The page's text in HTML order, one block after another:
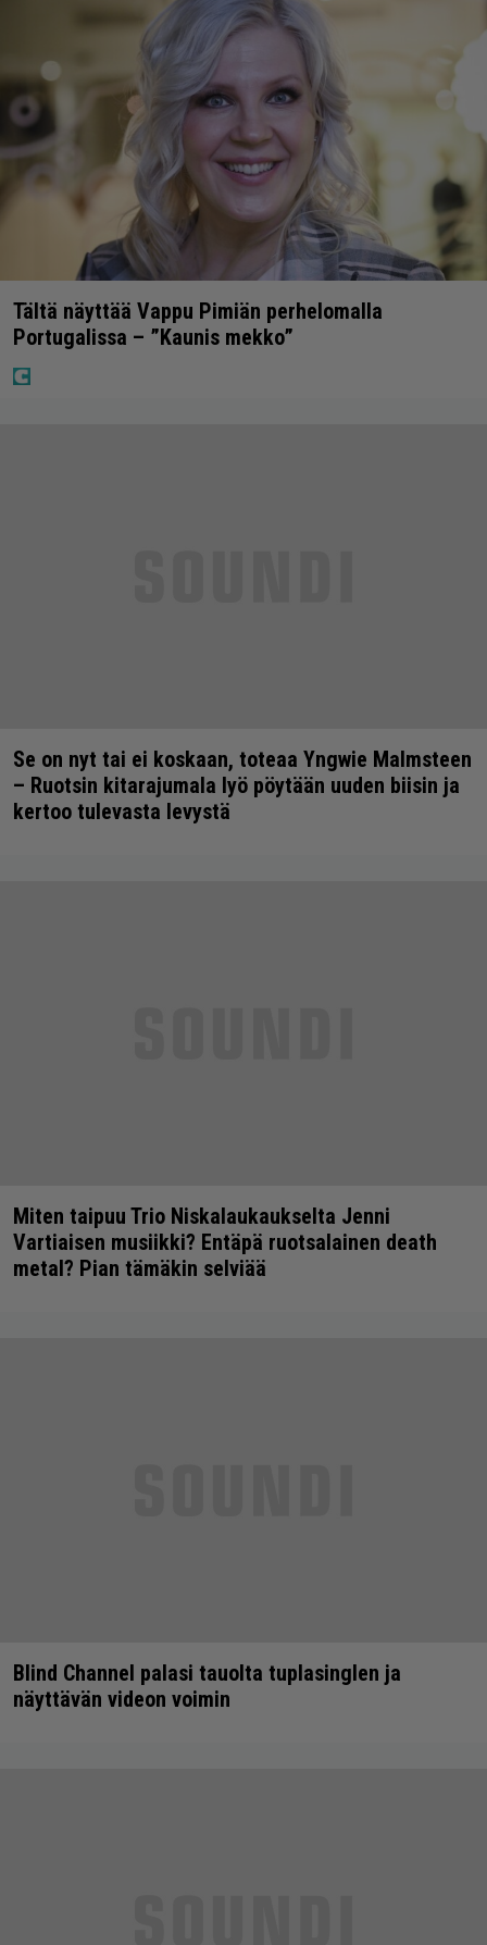
Tältä näyttää Vappu Pimiän perhelomalla
Portugalissa – ”Kaunis mekko”
Se on nyt tai ei koskaan, toteaa Yngwie Malmsteen
– Ruotsin kitarajumala lyö pöytään uuden biisin ja
kertoo tulevasta levystä
Miten taipuu Trio Niskalaukaukselta Jenni
Vartiaisen musiikki? Entäpä ruotsalainen death
metal? Pian tämäkin selviää
Blind Channel palasi tauolta tuplasinglen ja
näyttävän videon voimin